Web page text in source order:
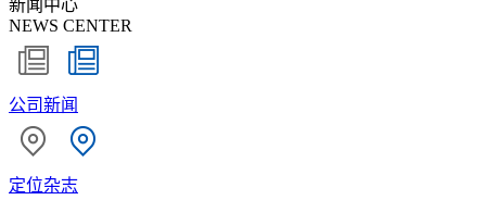
新闻中心
NEWS CENTER
公司新闻
定位杂志